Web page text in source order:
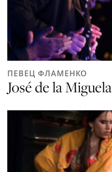
ПЕВЕЦ ФЛАМЕНКО
José de la Miguela